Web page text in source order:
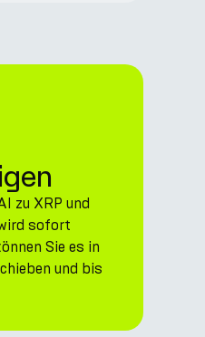
zu XRP und
sofort
Sie es in
und bis